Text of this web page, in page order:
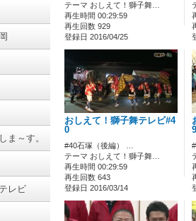
ま～す。
レビ
テーマ おしえて！獅子舞…
再生時間 00:29:59
再生回数 929
登録日 2016/04/25
おしえて！獅子舞テレビ#4
0
#40石塚（後編） …
テーマ おしえて！獅子舞…
再生時間 00:29:59
再生回数 643
登録日 2016/03/14
9